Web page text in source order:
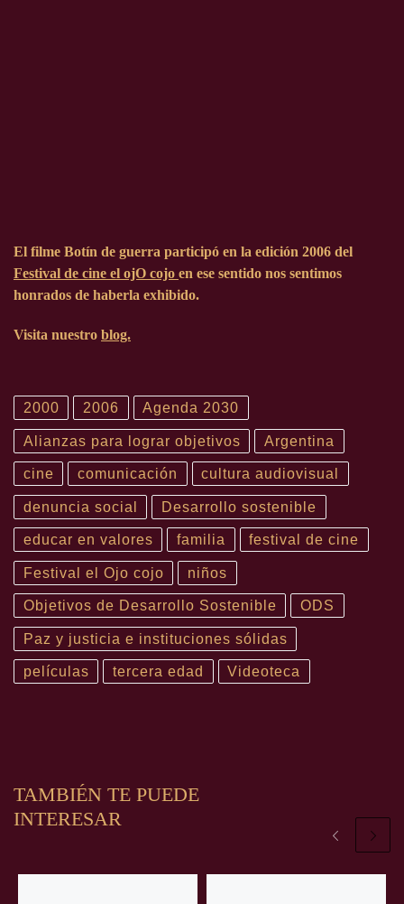
El filme Botín de guerra participó en la edición 2006 del
Festival de cine el ojO cojo en ese sentido nos sentimos
honrados de haberla exhibido.
Visita nuestro blog.
2000 2006 Agenda 2030
Alianzas para lograr objetivos Argentina
cine comunicación cultura audiovisual
denuncia social Desarrollo sostenible
educar en valores familia festival de cine
Festival el Ojo cojo niños
Objetivos de Desarrollo Sostenible ODS
Paz y justicia e instituciones sólidas
películas tercera edad Videoteca
TAMBIÉN TE PUEDE
INTERESAR